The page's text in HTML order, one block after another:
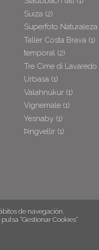
Suiza (2)
Superfoto Naturaleza
Taller Costa Brava (1)
temporal (2)
Tre Cime di Lavaredo
Urbasa (1)
Valahnúkur (1)
Vignemale (1)
Yesnaby (1)
Þingvellir (1)
de navegación.
“Gestionar Cookies“